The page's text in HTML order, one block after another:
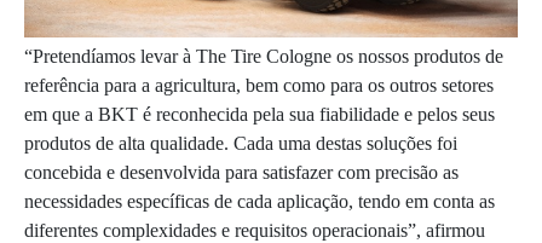
“Pretendíamos levar à The Tire Cologne os nossos produtos de
referência para a agricultura, bem como para os outros setores
em que a BKT é reconhecida pela sua fiabilidade e pelos seus
produtos de alta qualidade. Cada uma destas soluções foi
concebida e desenvolvida para satisfazer com precisão as
necessidades específicas de cada aplicação, tendo em conta as
diferentes complexidades e requisitos operacionais”, afirmou